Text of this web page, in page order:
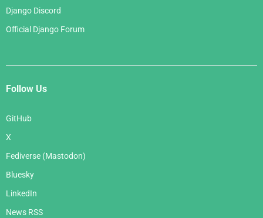
Django Discord
Official Django Forum
Follow Us
GitHub
X
Fediverse (Mastodon)
Bluesky
LinkedIn
News RSS